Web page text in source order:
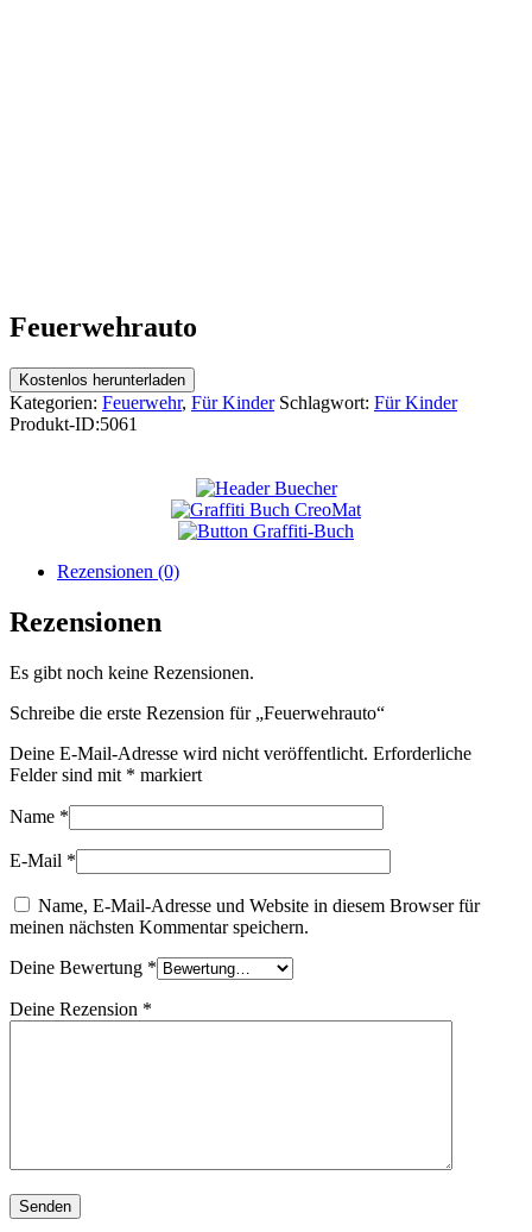
Feuerwehrauto
Kostenlos herunterladen
Kategorien: Feuerwehr, Für Kinder Schlagwort: Für Kinder
Produkt-ID:5061
Rezensionen (0)
Rezensionen
Es gibt noch keine Rezensionen.
Schreibe die erste Rezension für „Feuerwehrauto“
Deine E-Mail-Adresse wird nicht veröffentlicht. Erforderliche
Felder sind mit * markiert
Name *
E-Mail *
Name, E-Mail-Adresse und Website in diesem Browser für
meinen nächsten Kommentar speichern.
Deine Bewertung *
Deine Rezension *